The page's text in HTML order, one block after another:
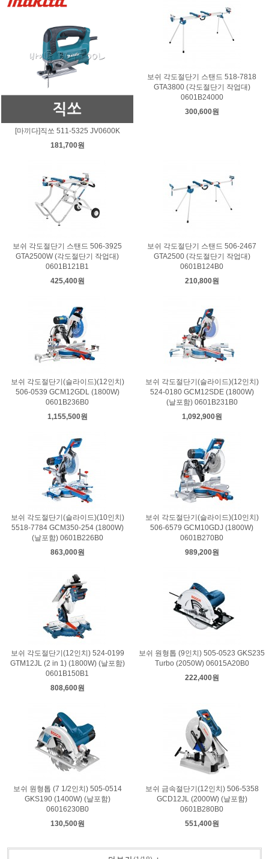
[마끼다]직쏘 511-5325 JV0600K
181,700원
보쉬 각도절단기 스탠드 518-7818
GTA3800 (각도절단기 작업대)
0601B24000
300,600원
보쉬 각도절단기 스탠드 506-3925
GTA2500W (각도절단기 작업대)
0601B121B1
425,400원
보쉬 각도절단기 스탠드 506-2467
GTA2500 (각도절단기 작업대)
0601B124B0
210,800원
보쉬 각도절단기(슬라이드)(12인치)
506-0539 GCM12GDL (1800W)
0601B236B0
1,155,500원
보쉬 각도절단기(슬라이드)(12인치)
524-0180 GCM12SDE (1800W)
(날포함) 0601B231B0
1,092,900원
보쉬 각도절단기(슬라이드)(10인치)
5518-7784 GCM350-254 (1800W)
(날포함) 0601B226B0
863,000원
보쉬 각도절단기(슬라이드)(10인치)
506-6579 GCM10GDJ (1800W)
0601B270B0
989,200원
보쉬 각도절단기(12인치) 524-0199
GTM12JL (2 in 1) (1800W) (날포함)
0601B150B1
808,600원
보쉬 원형톱 (9인치) 505-0523 GKS235
Turbo (2050W) 06015A20B0
222,400원
보쉬 원형톱 (7 1/2인치) 505-0514
GKS190 (1400W) (날포함)
06016230B0
130,500원
보쉬 금속절단기(12인치) 506-5358
GCD12JL (2000W) (날포함)
0601B280B0
551,400원